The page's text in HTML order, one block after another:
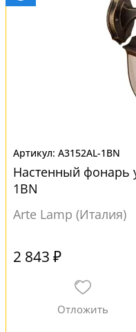
A3152AL-1BN
Настенный фонарь
1BN
Arte Lamp (Италия)
2 843 ₽